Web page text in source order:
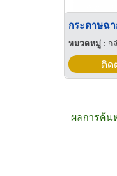
กระดาษฉ
หมวดหมู่ : กล่
ติด
ผลการค้น